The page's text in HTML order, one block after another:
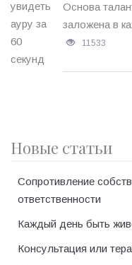
Основа
заложена в
11533
Новые статьи
Сопротивление
ответственности
Каждый день быть
Консультация или